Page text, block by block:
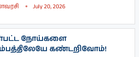
July 20, 2026
நோய்களை
கண்டறிவோம்!